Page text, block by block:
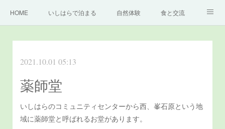
HOME いしはらで泊まる 自然体験 食と交流
お問い合わせ
2021.10.01 05:13
薬師堂
いしはらのコミュニティセンターから西、峯石原という地
域に薬師堂と呼ばれるお堂があります。